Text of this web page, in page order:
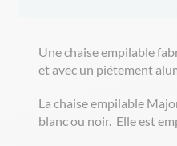
Une chaise empilable
et avec un piétement
La chaise empilable
blanc ou noir. Elle est